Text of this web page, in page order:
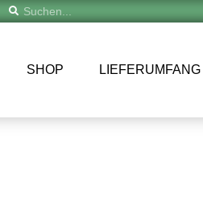
SHOP LIEFERUMFANG